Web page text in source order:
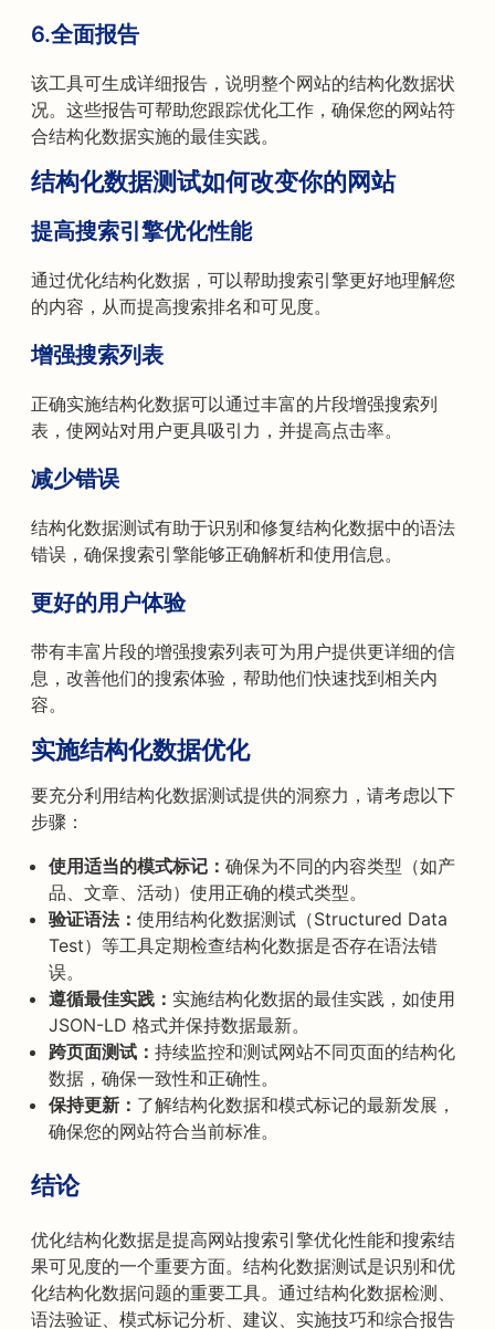
6.全面报告
该工具可生成详细报告，说明整个网站的结构化数据状
况。这些报告可帮助您跟踪优化工作，确保您的网站符
合结构化数据实施的最佳实践。
结构化数据测试如何改变你的网站
提高搜索引擎优化性能
通过优化结构化数据，可以帮助搜索引擎更好地理解您
的内容，从而提高搜索排名和可见度。
增强搜索列表
正确实施结构化数据可以通过丰富的片段增强搜索列
表，使网站对用户更具吸引力，并提高点击率。
减少错误
结构化数据测试有助于识别和修复结构化数据中的语法
错误，确保搜索引擎能够正确解析和使用信息。
更好的用户体验
带有丰富片段的增强搜索列表可为用户提供更详细的信
息，改善他们的搜索体验，帮助他们快速找到相关内
容。
实施结构化数据优化
要充分利用结构化数据测试提供的洞察力，请考虑以下
步骤：
使用适当的模式标记： 确保为不同的内容类型（如产
品、文章、活动）使用正确的模式类型。
验证语法： 使用结构化数据测试（Structured Data
Test）等工具定期检查结构化数据是否存在语法错
误。
遵循最佳实践： 实施结构化数据的最佳实践，如使用
JSON-LD 格式并保持数据最新。
跨页面测试： 持续监控和测试网站不同页面的结构化
数据，确保一致性和正确性。
保持更新： 了解结构化数据和模式标记的最新发展，
确保您的网站符合当前标准。
结论
优化结构化数据是提高网站搜索引擎优化性能和搜索结
果可见度的一个重要方面。结构化数据测试是识别和优
化结构化数据问题的重要工具。通过结构化数据检测、
语法验证、模式标记分析、建议、实施技巧和综合报告